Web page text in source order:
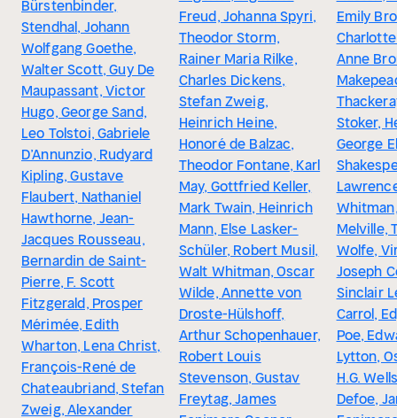
Bürstenbinder,
Stendhal, Johann
Wolfgang Goethe,
Walter Scott, Guy De
Maupassant, Victor
Hugo, George Sand,
Leo Tolstoi, Gabriele
D’Annunzio, Rudyard
Kipling, Gustave
Flaubert, Nathaniel
Hawthorne, Jean-
Jacques Rousseau,
Bernardin de Saint-
Pierre, F. Scott
Fitzgerald, Prosper
Mérimée, Edith
Wharton, Lena Christ,
François-René de
Chateaubriand, Stefan
Zweig, Alexander
Freud, Johanna Spyri,
Theodor Storm,
Rainer Maria Rilke,
Charles Dickens,
Stefan Zweig,
Heinrich Heine,
Honoré de Balzac,
Theodor Fontane, Karl
May, Gottfried Keller,
Mark Twain, Heinrich
Mann, Else Lasker-
Schüler, Robert Musil,
Walt Whitman, Oscar
Wilde, Annette von
Droste-Hülshoff,
Arthur Schopenhauer,
Robert Louis
Stevenson, Gustav
Freytag, James
Emily
Anne
Stoker,
George
Melville,
Wolfe,
Joseph
Sinclair
Carrol,
Poe,
Lytton,
H.G.
Defoe,